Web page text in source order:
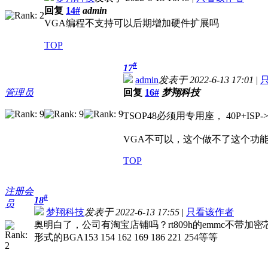
回复 14# admin
VGA编程不支持可以后期增加硬件扩展吗
TOP
管理员
17#
admin发表于 2022-6-13 17:01 |
回复 16# 梦翔科技
TSOP48必须用专用座， 40P+ISP-
VGA不可以，这个做不了这个功
TOP
注册会
员
18#
梦翔科技发表于 2022-6-13 17:55 | 只看该作者
奥明白了，公司有淘宝店铺吗？rt809h的emmc不带加
形式的BGA153 154 162 169 186 221 254等等